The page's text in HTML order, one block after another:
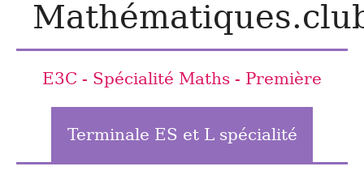
E3C - Spécialité Maths - Première
Terminale ES et L spécialité